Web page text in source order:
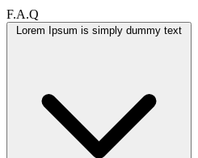
F.A.Q
Lorem Ipsum is simply dummy text